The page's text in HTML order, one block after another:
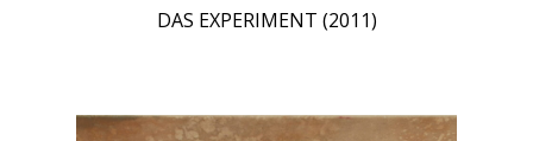
DAS EXPERIMENT (2011)